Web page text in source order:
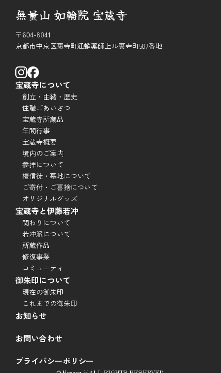
無量山 如輪院 宝蔵寺
〒604-8041
京都市中京区裏寺町通蛸薬師上ル裏寺町587番地
宝蔵寺について
創立・由緒・歴史
住職ごあいさつ
宝蔵寺所蔵品
年間行事
宝蔵寺概要
境内のご案内
参拝について
檀信徒・墓地について
ご寄付・ご喜捨について
オリジナルグッズ
宝蔵寺と伊藤若冲
関わりについて
若冲派について
所蔵作品
修復事業
コミュニティ
御朱印について
現在の御朱印
これまでの御朱印
お知らせ
お問い合わせ
プライバシーポリシー